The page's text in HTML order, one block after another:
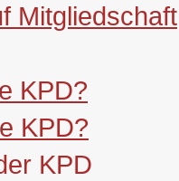
Mitgliedschaft
KPD?
KPD?
KPD